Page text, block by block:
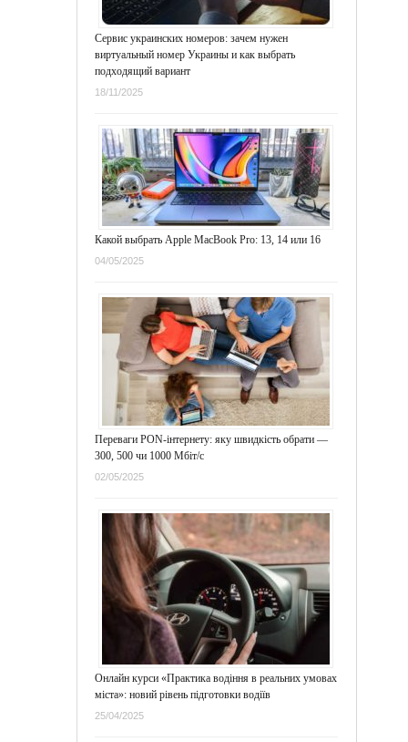
Сервис украинских номеров: зачем нужен
виртуальный номер Украины и как выбрать
подходящий вариант
18/11/2025
Какой выбрать Apple MacBook Pro: 13, 14 или 16
04/05/2025
Переваги PON-інтернету: яку швидкість обрати —
300, 500 чи 1000 Мбіт/с
02/05/2025
Онлайн курси «Практика водіння в реальних умовах
міста»: новий рівень підготовки водіїв
25/04/2025